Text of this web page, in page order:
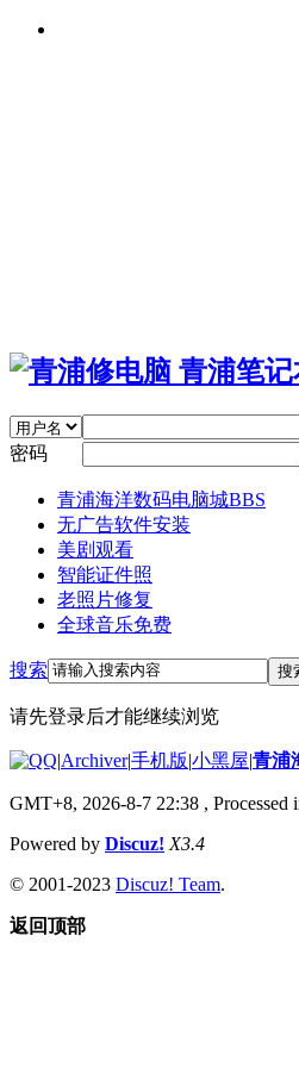
密码
青浦海洋数码电脑城BBS
无广告软件安装
美剧观看
智能证件照
老照片修复
全球音乐免费
搜索 搜
请先登录后才能继续浏览
|Archiver|手机版|小黑屋|青浦
GMT+8, 2026-8-7 22:38 , Processed
Powered by Discuz! X3.4
© 2001-2023 Discuz! Team.
返回顶部